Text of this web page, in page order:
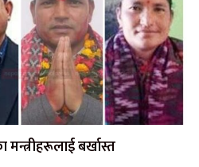
बर्खास्त